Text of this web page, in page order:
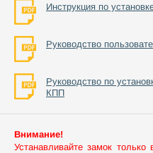
Инструкция по
Руководство
Руководство по
КПП
Внимание!
Устанавливайте замок